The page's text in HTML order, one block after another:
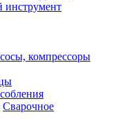
инструмент
компрессоры
Сварочное